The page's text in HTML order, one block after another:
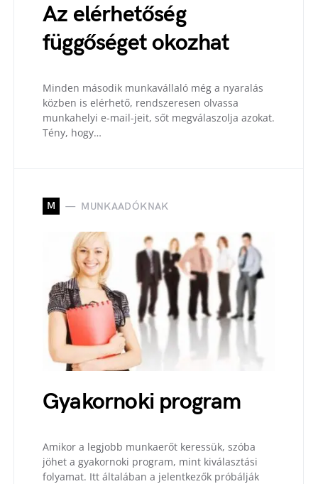
Az elérhetőség
függőséget okozhat
Minden második munkavállaló még a nyaralás
közben is elérhető, rendszeresen olvassa
munkahelyi e-mail-jeit, sőt megválaszolja azokat.
Tény, hogy…
M MUNKAADÓKNAK
Gyakornoki program
Amikor a legjobb munkaerőt keressük, szóba
jöhet a gyakornoki program, mint kiválasztási
folyamat. Itt általában a jelentkezők próbálják